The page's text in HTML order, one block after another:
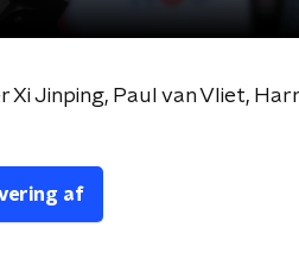
Xi Jinping, Paul van Vliet,
af